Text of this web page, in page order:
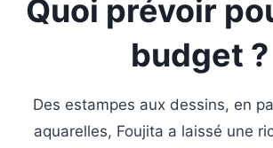
Quoi prévoir
budget ?
Des estampes aux dessins, en
aquarelles, Foujita a laissé une